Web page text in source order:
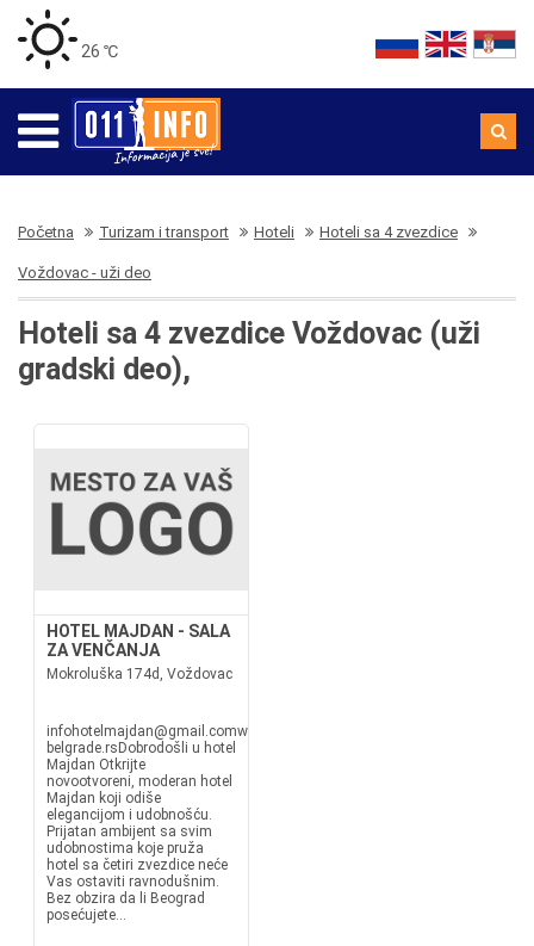
26 ℃
Početna Turizam i transport Hoteli Hoteli sa 4 zvezdice
Voždovac - uži deo
Hoteli sa 4 zvezdice Voždovac (uži
gradski deo),
HOTEL MAJDAN - SALA
ZA VENČANJA
Mokroluška 174d, Voždovac
infohotelmajdan@gmail.comwww.majdanhotel-
belgrade.rsDobrodošli u hotel
Majdan Otkrijte
novootvoreni, moderan hotel
Majdan koji odiše
elegancijom i udobnošću.
Prijatan ambijent sa svim
udobnostima koje pruža
hotel sa četiri zvezdice neće
Vas ostaviti ravnodušnim.
Bez obzira da li Beograd
posećujete...